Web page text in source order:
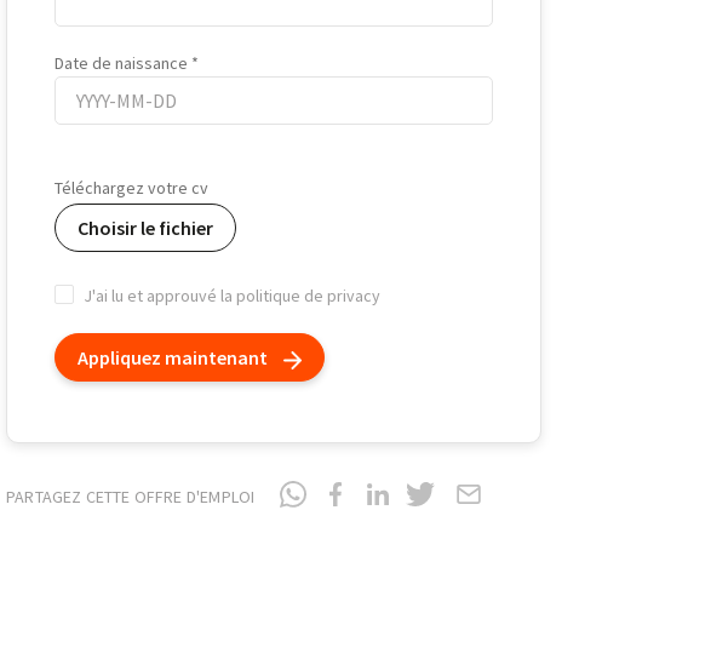
Date de naissance
de
naissance
Téléchargez votre cv
Choisir le fichier
J'ai lu et approuvé la politique de privacy
Appliquez maintenant
PARTAGEZ CETTE OFFRE D'EMPLOI